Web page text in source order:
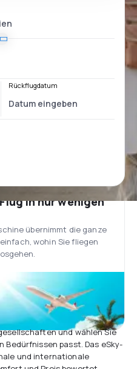
Rückflugdatum
in nur wenigen
übernimmt die ganze
wohin Sie fliegen
und wählen Sie
Bedürfnissen passt. Das eSky-
und internationale